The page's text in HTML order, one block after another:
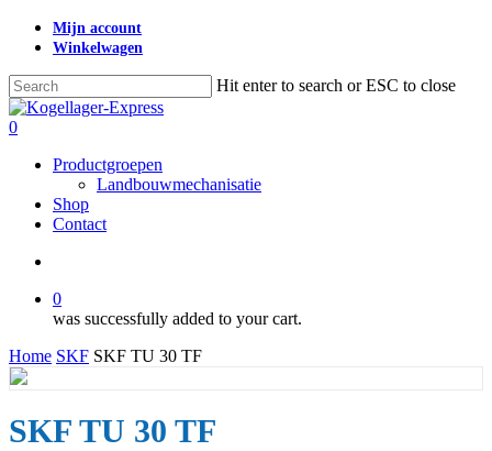
Skip
content
Mijn account
Winkelwagen
Hit enter to search or ESC to close
Close
Search
search
0
Productgroepen
Landbouwmechanisatie
Shop
Contact
0
was successfully added to your cart.
Home SKF SKF TU 30 TF
SKF TU 30 TF